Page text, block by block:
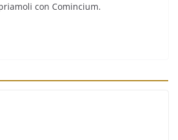
con Comincium.